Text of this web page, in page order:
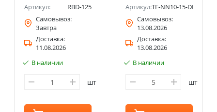
Артикул:
RBD-125
Самовывоз:
Завтра
Доставка:
11.08.2026
В наличии
шт
Артикул:TF-NN10-15-DP-K07
Самовывоз:
13.08.2026
Доставка:
13.08.2026
В наличии
шт